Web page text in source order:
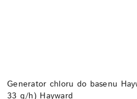
Generator chloru do basenu
33 g/h) Hayward